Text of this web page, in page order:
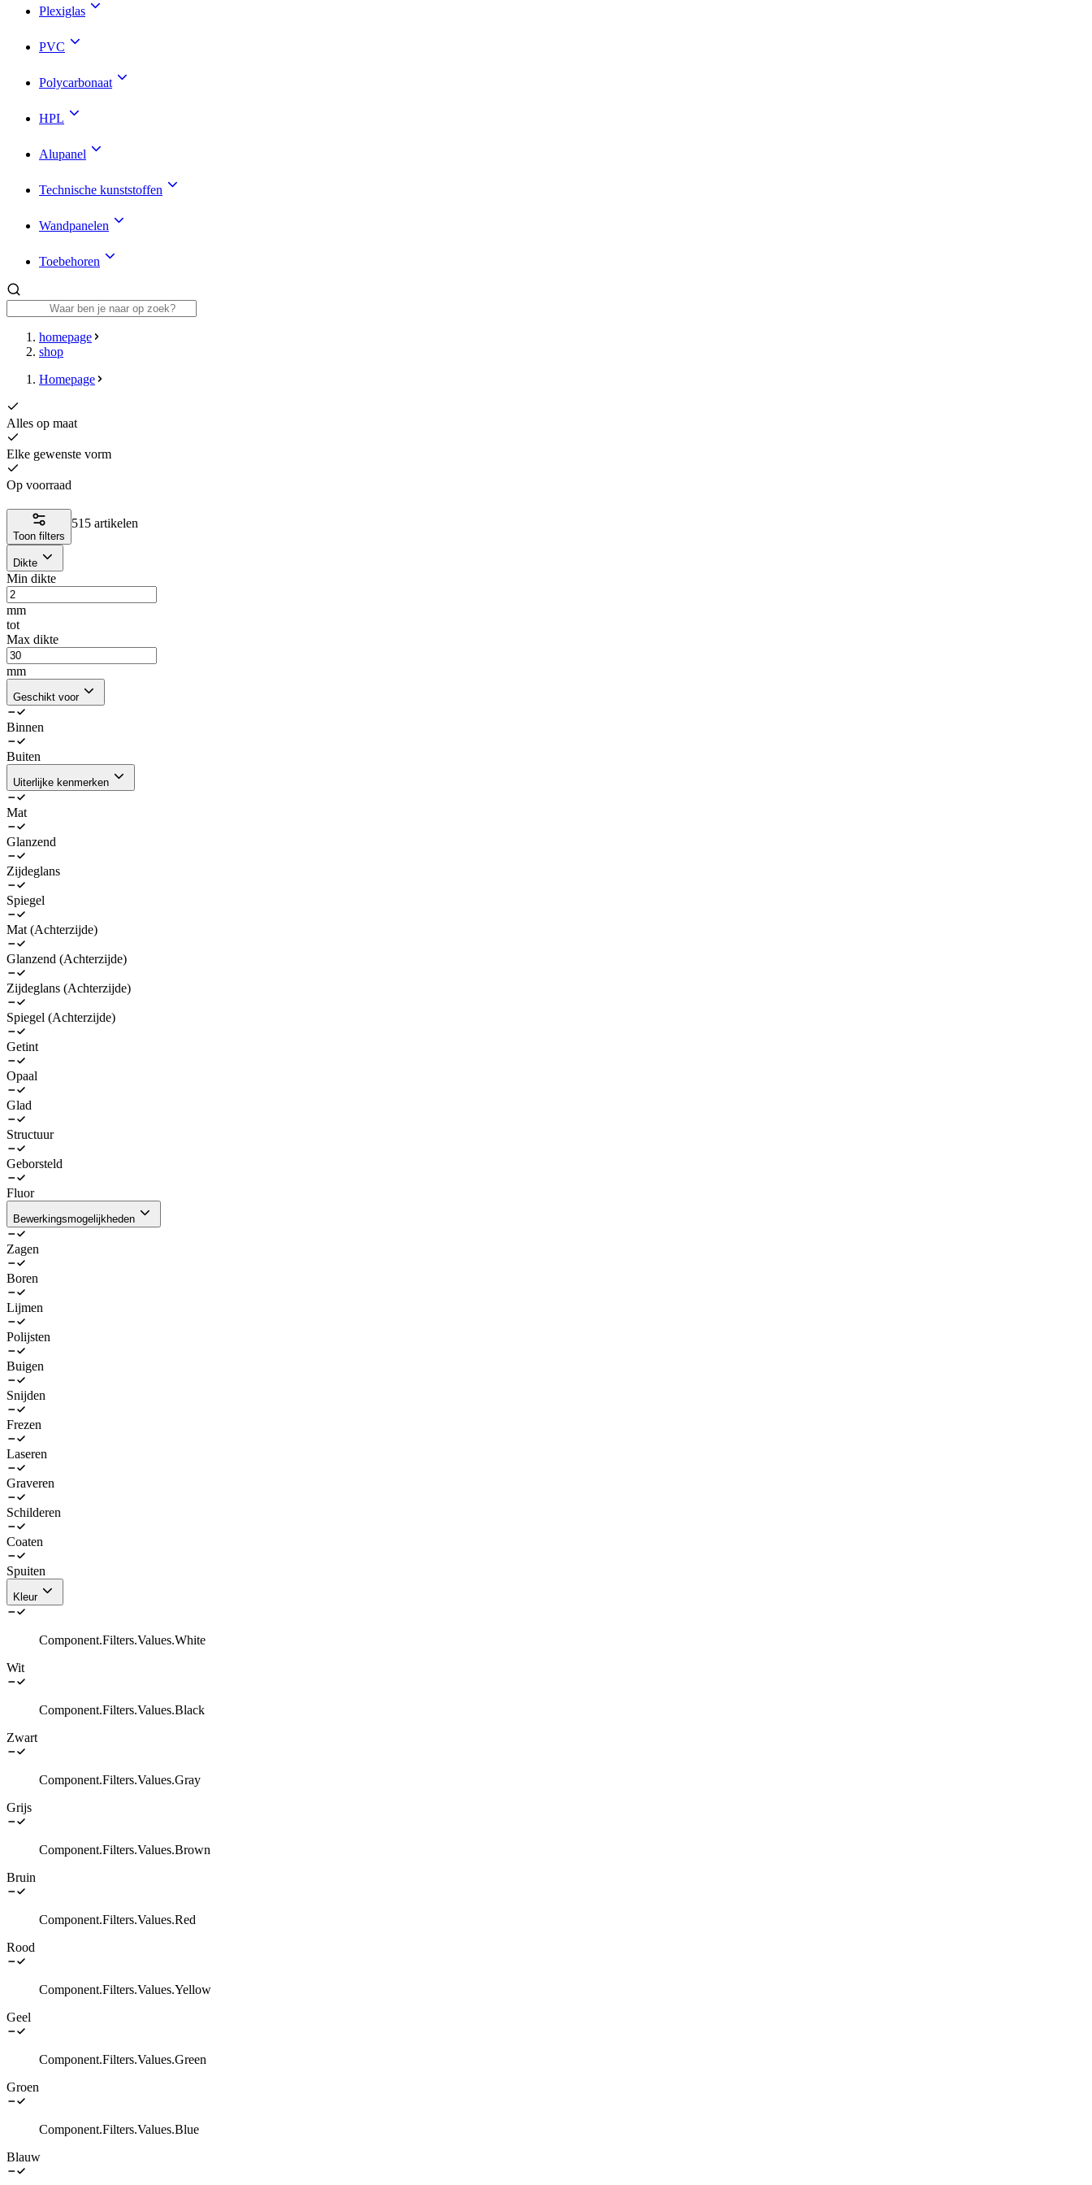
Plexiglas
PVC
Polycarbonaat
HPL
Alupanel
Technische kunststoffen
Wandpanelen
Toebehoren
homepage
shop
Homepage
Alles op maat
Elke gewenste vorm
Op voorraad
Toon filters
515 artikelen
Dikte
Min dikte
mm
tot
Max dikte
mm
Geschikt voor
Binnen
Buiten
Uiterlijke kenmerken
Mat
Glanzend
Zijdeglans
Spiegel
Mat (Achterzijde)
Glanzend (Achterzijde)
Zijdeglans (Achterzijde)
Spiegel (Achterzijde)
Getint
Opaal
Glad
Structuur
Geborsteld
Fluor
Bewerkingsmogelijkheden
Zagen
Boren
Lijmen
Polijsten
Buigen
Snijden
Frezen
Laseren
Graveren
Schilderen
Coaten
Spuiten
Kleur
Component.Filters.Values.White
Wit
Component.Filters.Values.Black
Zwart
Component.Filters.Values.Gray
Grijs
Component.Filters.Values.Brown
Bruin
Component.Filters.Values.Red
Rood
Component.Filters.Values.Yellow
Geel
Component.Filters.Values.Green
Groen
Component.Filters.Values.Blue
Blauw